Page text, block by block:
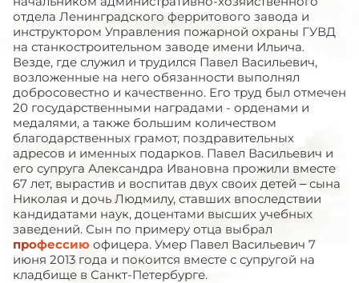
отдела Ленинградского ферритового завода и
инструктором Управления пожарной охраны ГУВД
на станкостроительном заводе имени Ильича.
Везде, где служил и трудился Павел Васильевич,
возложенные на него обязанности выполнял
добросовестно и качественно. Его труд был отмечен
20 государственными наградами - орденами и
медалями, а также большим количеством
благодарственных грамот, поздравительных
адресов и именных подарков. Павел Васильевич и
его супруга Александра Ивановна прожили вместе
67 лет, вырастив и воспитав двух своих детей – сына
Николая и дочь Людмилу, ставших впоследствии
кандидатами наук, доцентами высших учебных
заведений. Сын по примеру отца выбрал
профессию офицера. Умер Павел Васильевич 7
июня 2013 года и покоится вместе с супругой на
кладбище в Санкт-Петербурге.